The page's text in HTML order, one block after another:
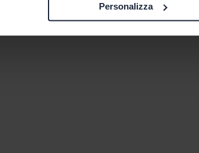
Personalizza